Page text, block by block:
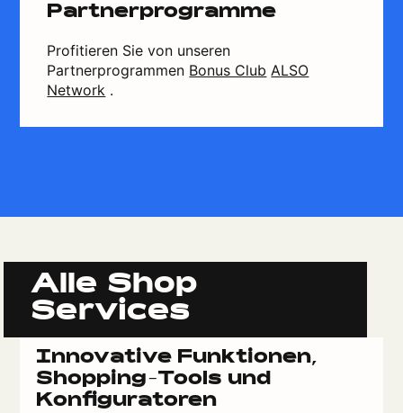
Partnerprogramme
Profitieren Sie von unseren
Partnerprogrammen Bonus Club ALSO
Network .
Alle Shop
Services
Innovative Funktionen,
Shopping-Tools und
Konfiguratoren